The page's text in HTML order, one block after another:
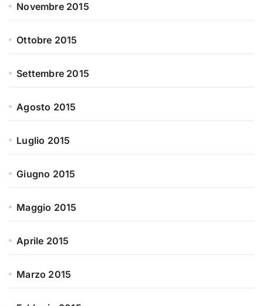
Novembre 2015
Ottobre 2015
Settembre 2015
Agosto 2015
Luglio 2015
Giugno 2015
Maggio 2015
Aprile 2015
Marzo 2015